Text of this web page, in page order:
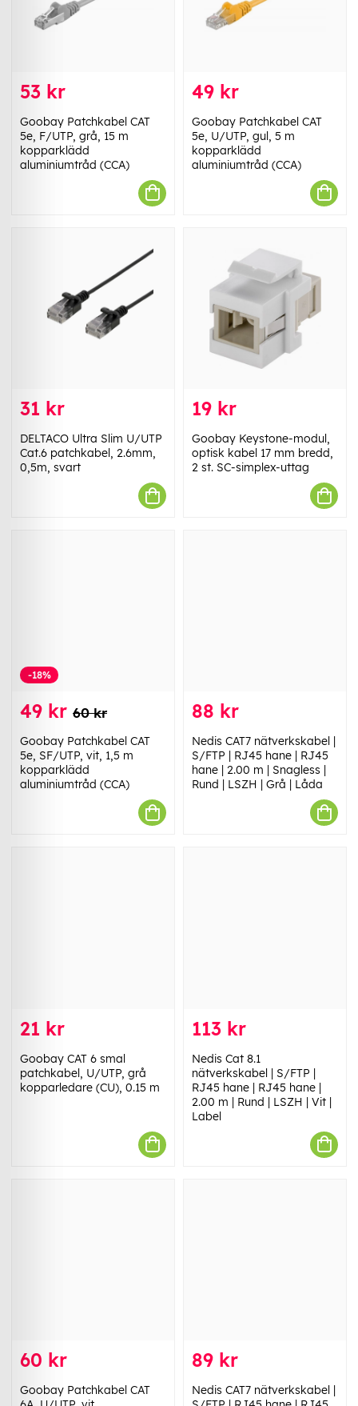
53 kr
Goobay Patchkabel CAT
5e, F/UTP, grå, 15 m
kopparklädd
aluminiumtråd (CCA)
49 kr
Goobay Patchkabel CAT
5e, U/UTP, gul, 5 m
kopparklädd
aluminiumtråd (CCA)
31 kr
DELTACO Ultra Slim U/UTP
Cat.6 patchkabel, 2.6mm,
0,5m, svart
19 kr
Goobay Keystone-modul,
optisk kabel 17 mm bredd,
2 st. SC-simplex-uttag
-18%
49 kr 60 kr
Goobay Patchkabel CAT
5e, SF/UTP, vit, 1,5 m
kopparklädd
aluminiumtråd (CCA)
88 kr
Nedis CAT7 nätverkskabel |
S/FTP | RJ45 hane | RJ45
hane | 2.00 m | Snagless |
Rund | LSZH | Grå | Låda
21 kr
Goobay CAT 6 smal
patchkabel, U/UTP, grå
kopparledare (CU), 0.15 m
113 kr
Nedis Cat 8.1
nätverkskabel | S/FTP |
RJ45 hane | RJ45 hane |
2.00 m | Rund | LSZH | Vit |
Label
60 kr
Goobay Patchkabel CAT
89 kr
Nedis CAT7 nätverkskabel |